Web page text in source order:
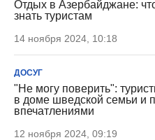
Отдых в Азербайджане:
знать туристам
14 ноября 2024, 10:18
ДОСУГ
"Не могу поверить":
в доме шведской семьи и
впечатлениями
12 ноября 2024, 09:19